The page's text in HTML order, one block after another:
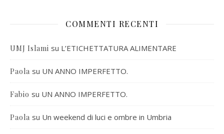
COMMENTI RECENTI
UMJ Islami su L’ETICHETTATURA ALIMENTARE
Paola su UN ANNO IMPERFETTO.
Fabio su UN ANNO IMPERFETTO.
Paola su Un weekend di luci e ombre in Umbria